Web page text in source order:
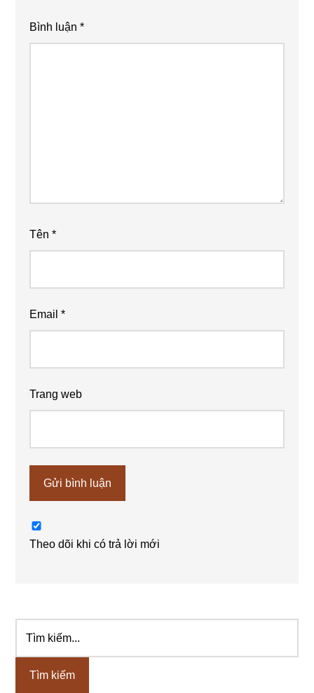
Bình luận*
Tên*
Email*
Trang web
Theo dõi khi có trả lời mới
Sidebar
chính
kiếm...